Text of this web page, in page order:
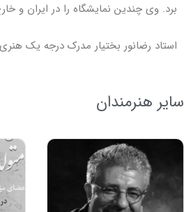
برد. وی چندین نمایشگاه را در ایران و
استاد رضانور بختیار مدرک درجه یک
سایر هنرمندان